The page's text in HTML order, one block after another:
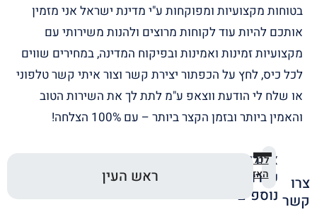
בטוחות מקצועיות ומפוקחות ע"י מדינת ישראל אני מזמין
אותכם להיות עוד לקוחות מרוצים ולהנות משירותי עם
מקצועיות זמינות ואמינות ובפיקוח המדינה, במחירים שווים
לכל כיס, לחץ על הכפתור יצירת קשר וצור איתי קשר טלפוני
או שלח לי הודעת ווצאפ ע"מ לתת לך את השירות הטוב
והאמין ביותר ובזמן הקצר ביותר – עם 100% הצלחה!
צרו
קשר
אזורי
שירות
נוספים
לכל
האזורים
ראש העין